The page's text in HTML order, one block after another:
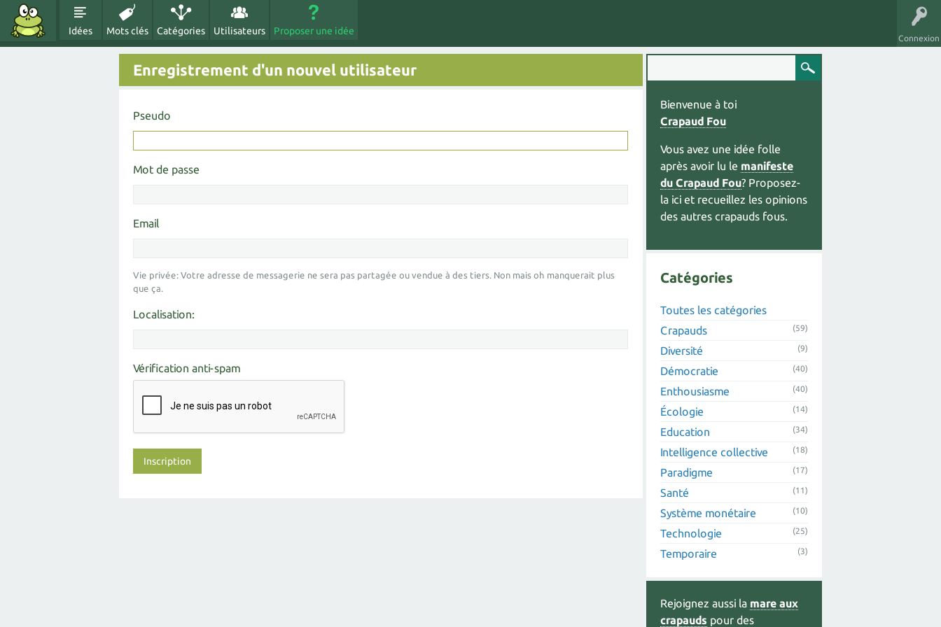
Connexion
Idées Mots clés Catégories Utilisateurs Proposer une idée
Enregistrement d'un nouvel utilisateur
Pseudo
Mot de passe
Email
Vie privée: Votre adresse de messagerie ne sera pas partagée ou vendue à des tiers. Non mais oh manquerait plus
que ça.
Localisation:
Vérification anti-spam
Bienvenue à toi
Crapaud Fou
Vous avez une idée folle
après avoir lu le manifeste
du Crapaud Fou? Proposez-
la ici et recueillez les opinions
des autres crapauds fous.
Catégories
Toutes les catégories
Crapauds
(59)
Diversité (9)
Démocratie (40)
Enthousiasme (40)
Écologie (14)
Education (34)
Intelligence collective (18)
Paradigme (17)
Santé (11)
Système monétaire (10)
Technologie (25)
Temporaire (3)
Rejoignez aussi la mare aux
crapauds pour des